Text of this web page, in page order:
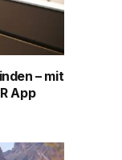
– mit
App